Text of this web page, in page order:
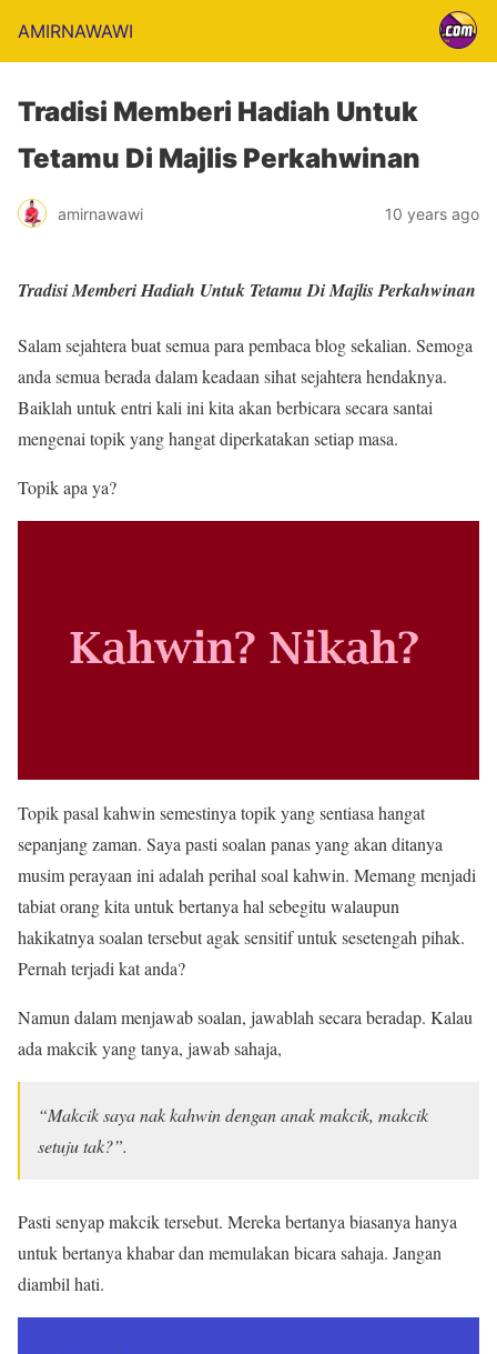
AMIRNAWAWI
Tradisi Memberi Hadiah Untuk
Tetamu Di Majlis Perkahwinan
amirnawawi 10 years ago
Tradisi Memberi Hadiah Untuk Tetamu Di Majlis Perkahwinan
Salam sejahtera buat semua para pembaca blog sekalian. Semoga
anda semua berada dalam keadaan sihat sejahtera hendaknya.
Baiklah untuk entri kali ini kita akan berbicara secara santai
mengenai topik yang hangat diperkatakan setiap masa.
Topik apa ya?
Topik pasal kahwin semestinya topik yang sentiasa hangat
sepanjang zaman. Saya pasti soalan panas yang akan ditanya
musim perayaan ini adalah perihal soal kahwin. Memang menjadi
tabiat orang kita untuk bertanya hal sebegitu walaupun
hakikatnya soalan tersebut agak sensitif untuk sesetengah pihak.
Pernah terjadi kat anda?
Namun dalam menjawab soalan, jawablah secara beradap. Kalau
ada makcik yang tanya, jawab sahaja,
“Makcik saya nak kahwin dengan anak makcik, makcik
setuju tak?”.
Pasti senyap makcik tersebut. Mereka bertanya biasanya hanya
untuk bertanya khabar dan memulakan bicara sahaja. Jangan
diambil hati.